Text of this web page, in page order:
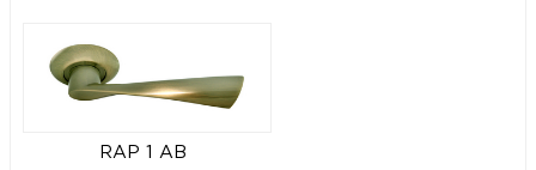
RAP 1 AB